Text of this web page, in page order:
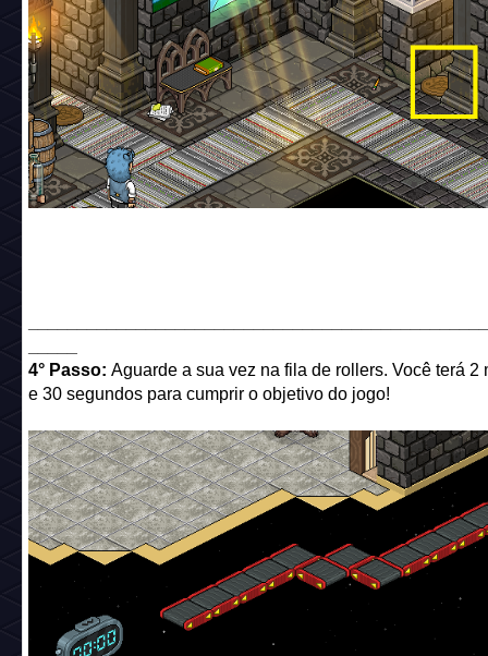
4° Passo: Aguarde a sua vez na fila de rollers. Você terá 2
e 30 segundos para cumprir o objetivo do jogo!